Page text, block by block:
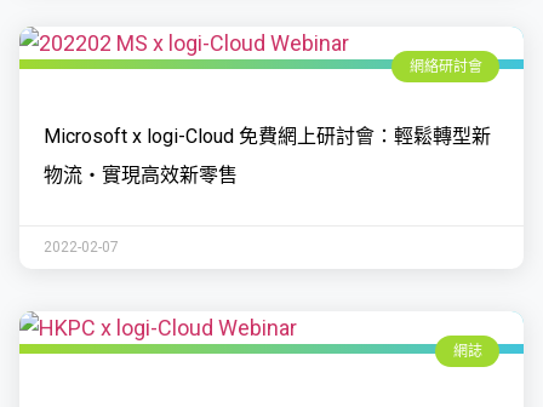
網絡研討會
Microsoft x logi-Cloud 免費網上研討會：輕鬆轉型新
物流・實現高效新零售
2022-02-07
網誌